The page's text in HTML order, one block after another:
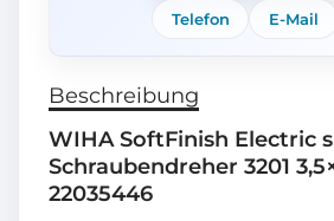
Telefon E-Mail
Beschreibung
WIHA SoftFinish Electric
Schraubendreher 3201
22035446